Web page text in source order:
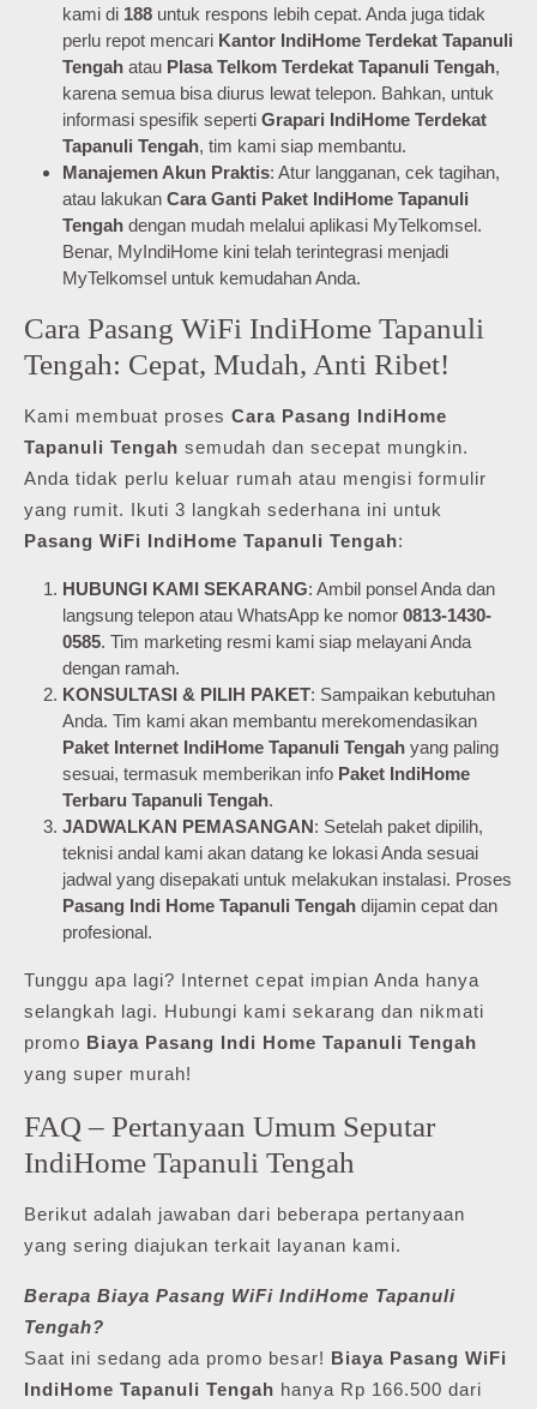
kami di 188 untuk respons lebih cepat. Anda juga tidak
perlu repot mencari Kantor IndiHome Terdekat Tapanuli
Tengah atau Plasa Telkom Terdekat Tapanuli Tengah,
karena semua bisa diurus lewat telepon. Bahkan, untuk
informasi spesifik seperti Grapari IndiHome Terdekat
Tapanuli Tengah, tim kami siap membantu.
Manajemen Akun Praktis: Atur langganan, cek tagihan,
atau lakukan Cara Ganti Paket IndiHome Tapanuli
Tengah dengan mudah melalui aplikasi MyTelkomsel.
Benar, MyIndiHome kini telah terintegrasi menjadi
MyTelkomsel untuk kemudahan Anda.
Cara Pasang WiFi IndiHome Tapanuli
Tengah: Cepat, Mudah, Anti Ribet!
Kami membuat proses Cara Pasang IndiHome
Tapanuli Tengah semudah dan secepat mungkin.
Anda tidak perlu keluar rumah atau mengisi formulir
yang rumit. Ikuti 3 langkah sederhana ini untuk
Pasang WiFi IndiHome Tapanuli Tengah:
HUBUNGI KAMI SEKARANG: Ambil ponsel Anda dan
langsung telepon atau WhatsApp ke nomor 0813-1430-
0585. Tim marketing resmi kami siap melayani Anda
dengan ramah.
KONSULTASI & PILIH PAKET: Sampaikan kebutuhan
Anda. Tim kami akan membantu merekomendasikan
Paket Internet IndiHome Tapanuli Tengah yang paling
sesuai, termasuk memberikan info Paket IndiHome
Terbaru Tapanuli Tengah.
JADWALKAN PEMASANGAN : Setelah paket dipilih,
teknisi andal kami akan datang ke lokasi Anda sesuai
jadwal yang disepakati untuk melakukan instalasi. Proses
Pasang Indi Home Tapanuli Tengah dijamin cepat dan
profesional.
Tunggu apa lagi? Internet cepat impian Anda hanya
selangkah lagi. Hubungi kami sekarang dan nikmati
promo Biaya Pasang Indi Home Tapanuli Tengah
yang super murah!
FAQ – Pertanyaan Umum Seputar
IndiHome Tapanuli Tengah
Berikut adalah jawaban dari beberapa pertanyaan
yang sering diajukan terkait layanan kami.
Berapa Biaya Pasang WiFi IndiHome Tapanuli
Tengah?
Saat ini sedang ada promo besar! Biaya Pasang WiFi
IndiHome Tapanuli Tengah hanya Rp 166.500 dari